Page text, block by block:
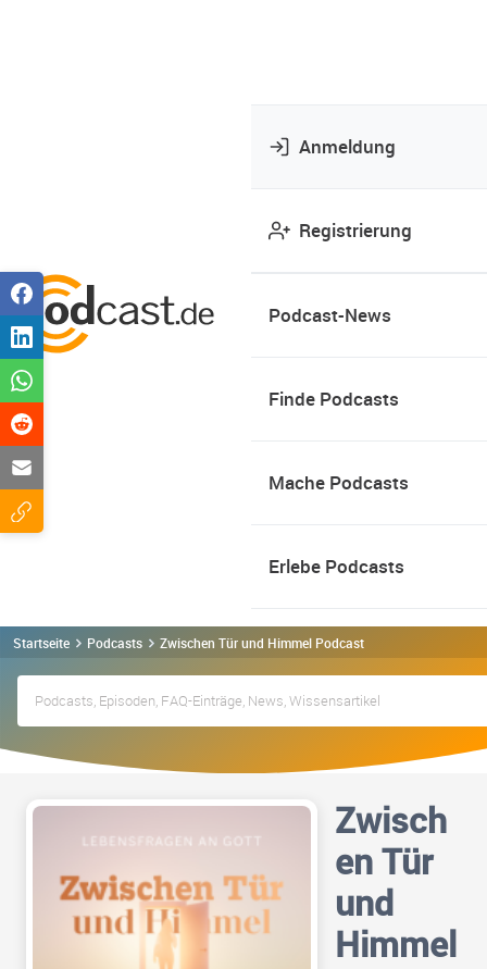
Anmeldung
Registrierung
Podcast-News
Finde Podcasts
Mache Podcasts
Erlebe Podcasts
Startseite Podcasts Zwischen Tür und Himmel Podcast
Zwisch
en Tür
und
Himmel